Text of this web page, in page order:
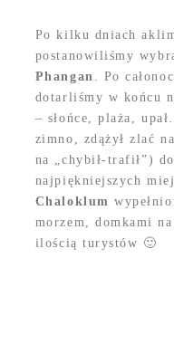
Po kilku dniach
postanowiliśmy
Phangan . Po
dotarliśmy w końcu
– słońce, plaża,
zimno, zdążył zlać
na „chybił-trafił”)
najpiękniejszych
Chaloklum
morzem, domkami
ilością turystów 🙂